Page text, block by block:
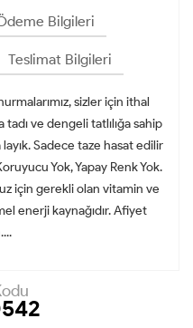
Bilgileri
Teslimat Bilgileri
sizler için ithal
ve dengeli tatlılığa sahip
Sadece taze hasat edilir
Yok, Yapay Renk Yok.
için gerekli olan vitamin ve
enerji kaynağıdır. Afiyet